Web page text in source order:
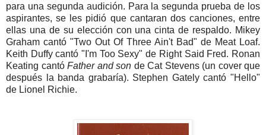
para una segunda audición. Para la segunda prueba de los
aspirantes, se les pidió que cantaran dos canciones, entre
ellas una de su elección con una cinta de respaldo. Mikey
Graham cantó "Two Out Of Three Ain't Bad" de Meat Loaf.
Keith Duffy cantó "I'm Too Sexy" de Right Said Fred. Ronan
Keating cantó Father and son de Cat Stevens (un cover que
después la banda grabaría). Stephen Gately cantó "Hello"
de Lionel Richie.